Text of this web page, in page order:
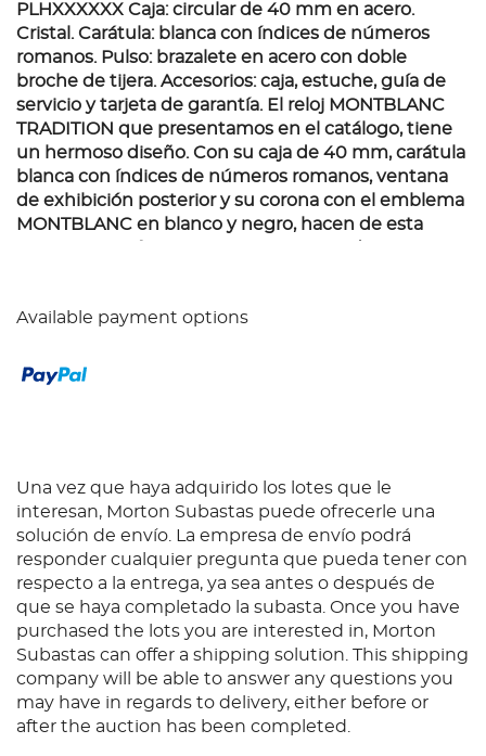
PLHXXXXXX Caja: circular de 40 mm en acero.
Cristal. Carátula: blanca con índices de números
romanos. Pulso: brazalete en acero con doble
broche de tijera. Accesorios: caja, estuche, guía de
servicio y tarjeta de garantía. El reloj MONTBLANC
TRADITION que presentamos en el catálogo, tiene
un hermoso diseño. Con su caja de 40 mm, carátula
blanca con índices de números romanos, ventana
de exhibición posterior y su corona con el emblema
MONTBLANC en blanco y negro, hacen de esta
Available payment options
Una vez que haya adquirido los lotes que le
interesan, Morton Subastas puede ofrecerle una
solución de envío. La empresa de envío podrá
responder cualquier pregunta que pueda tener con
respecto a la entrega, ya sea antes o después de
que se haya completado la subasta. Once you have
purchased the lots you are interested in, Morton
Subastas can offer a shipping solution. This shipping
company will be able to answer any questions you
may have in regards to delivery, either before or
after the auction has been completed.